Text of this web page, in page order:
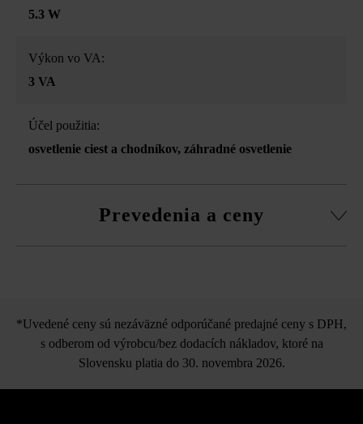
5.3 W
Výkon vo VA:
3 VA
Účel použitia:
osvetlenie ciest a chodníkov, záhradné osvetlenie
Prevedenia a ceny
*Uvedené ceny sú nezáväzné odporúčané predajné ceny s DPH,
s odberom od výrobcu/bez dodacích nákladov, ktoré na
Slovensku platia do 30. novembra 2026.